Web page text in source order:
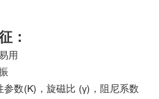
：
用
数(K)，旋磁比 (γ)，阻尼系数